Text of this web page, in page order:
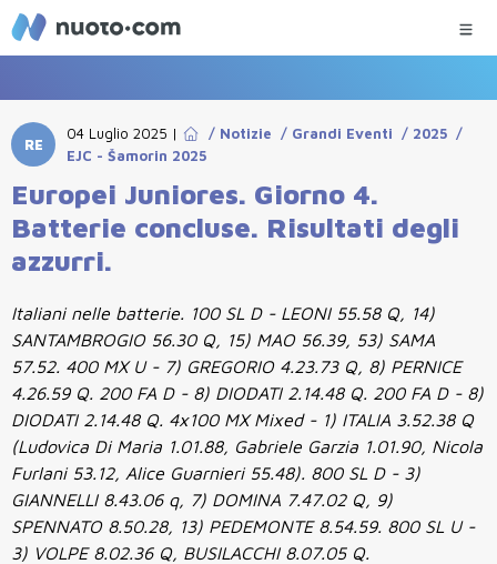
RE
04 Luglio 2025 | / Notizie / Grandi Eventi / 2025 /
EJC - Šamorin 2025
Europei Juniores. Giorno 4.
Batterie concluse. Risultati degli
azzurri.
Italiani nelle batterie. 100 SL D - LEONI 55.58 Q, 14)
SANTAMBROGIO 56.30 Q, 15) MAO 56.39, 53) SAMA
57.52. 400 MX U - 7) GREGORIO 4.23.73 Q, 8) PERNICE
4.26.59 Q. 200 FA D - 8) DIODATI 2.14.48 Q. 200 FA D - 8)
DIODATI 2.14.48 Q. 4x100 MX Mixed - 1) ITALIA 3.52.38 Q
(Ludovica Di Maria 1.01.88, Gabriele Garzia 1.01.90, Nicola
Furlani 53.12, Alice Guarnieri 55.48). 800 SL D - 3)
GIANNELLI 8.43.06 q, 7) DOMINA 7.47.02 Q, 9)
SPENNATO 8.50.28, 13) PEDEMONTE 8.54.59. 800 SL U -
3) VOLPE 8.02.36 Q, BUSILACCHI 8.07.05 Q.